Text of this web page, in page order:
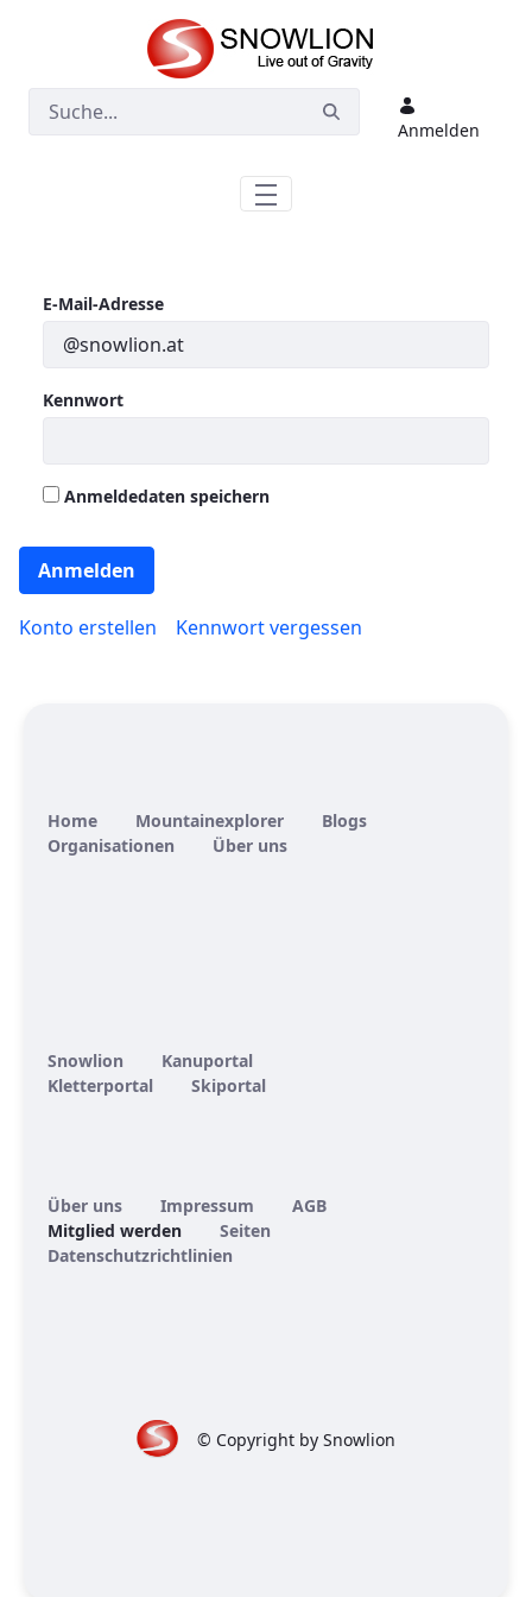
Zum Hauptinhalt springen
Anmelden
Anmeldung
E-Mail-Adresse
Kennwort
Anmeldedaten speichern
Anmelden
Konto erstellen Kennwort vergessen
Home Mountainexplorer
Blogs
Organisationen
Über uns
Snowlion
Kanuportal
Kletterportal
Skiportal
Über uns Impressum
AGB
Mitglied werden
Seiten
Datenschutzrichtlinien
© Copyright by Snowlion